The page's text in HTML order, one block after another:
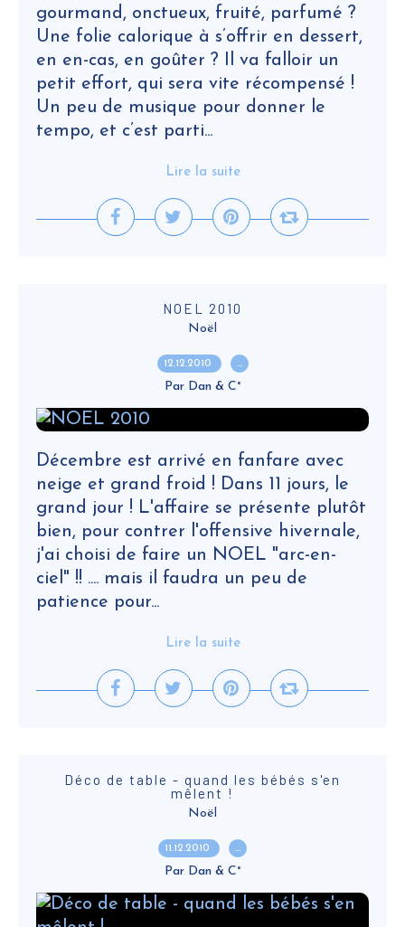
gourmand, onctueux, fruité, parfumé ?
Une folie calorique à s’offrir en dessert,
en en-cas, en goûter ? Il va falloir un
petit effort, qui sera vite récompensé !
Un peu de musique pour donner le
tempo, et c’est parti...
Lire la suite
NOEL 2010
Noël
12.12.2010 …
Par Dan & C°
Décembre est arrivé en fanfare avec
neige et grand froid ! Dans 11 jours, le
grand jour ! L'affaire se présente plutôt
bien, pour contrer l'offensive hivernale,
j'ai choisi de faire un NOEL "arc-en-
ciel" !! .... mais il faudra un peu de
patience pour...
Lire la suite
Déco de table - quand les bébés s'en
mêlent !
Noël
11.12.2010 …
Par Dan & C°